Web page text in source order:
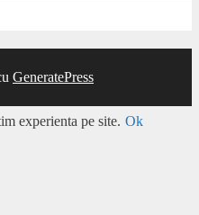
GeneratePress
experienta pe site. Ok